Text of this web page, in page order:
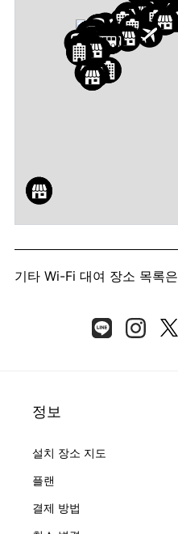
기타 Wi-Fi 대여 장소 목록은
정보
설치 장소 지도
플랜
결제 방법